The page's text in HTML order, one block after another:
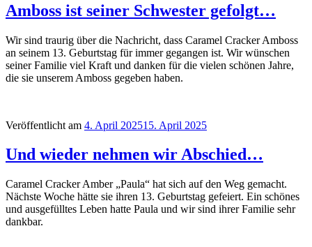
Amboss ist seiner Schwester gefolgt…
Wir sind traurig über die Nachricht, dass Caramel Cracker Amboss
an seinem 13. Geburtstag für immer gegangen ist. Wir wünschen
seiner Familie viel Kraft und danken für die vielen schönen Jahre,
die sie unserem Amboss gegeben haben.
Veröffentlicht am 4. April 202515. April 2025
Und wieder nehmen wir Abschied…
Caramel Cracker Amber „Paula“ hat sich auf den Weg gemacht.
Nächste Woche hätte sie ihren 13. Geburtstag gefeiert. Ein schönes
und ausgefülltes Leben hatte Paula und wir sind ihrer Familie sehr
dankbar.